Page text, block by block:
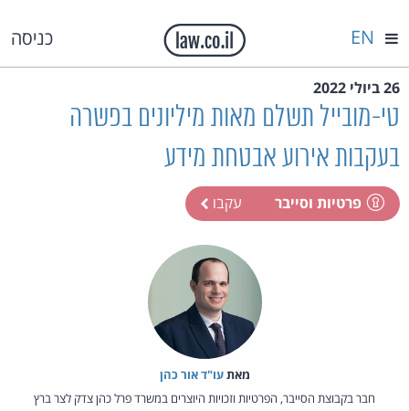
כניסה EN
26 ביולי 2022
טי-מובייל תשלם מאות מיליונים בפשרה
בעקבות אירוע אבטחת מידע
פרטיות וסייבר עקבו
מאת‏עו"ד אור כהן
חבר בקבוצת הסייבר, הפרטיות וזכויות היוצרים במשרד פרל כהן צדק לצר ברץ